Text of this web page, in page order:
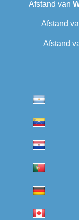
Afstand van
Afstand
Afstand